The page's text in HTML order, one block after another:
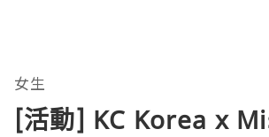
女生
[活動] KC Korea x